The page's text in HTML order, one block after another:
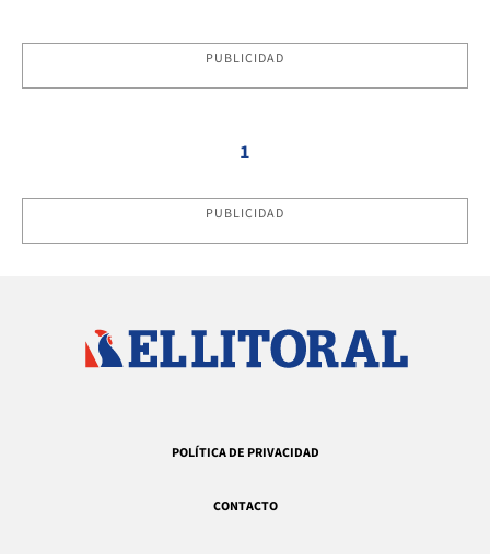
PUBLICIDAD
1
PUBLICIDAD
POLÍTICA DE PRIVACIDAD
CONTACTO